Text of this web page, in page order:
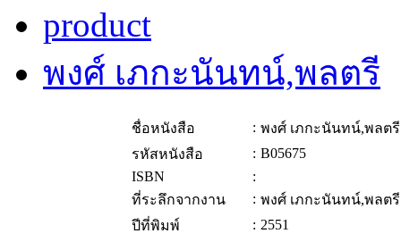
product
พงศ์ เภกะนันทน์,พลตรี
ชื่อหนังสือ : พงศ์ เภกะนันทน์,พลตรี
รหัสหนังสือ
: B05675
ISBN
:
ที่ระลึกจากงาน
: พงศ์ เภกะนันทน์,พลตรี
ปีที่พิมพ์
: 2551